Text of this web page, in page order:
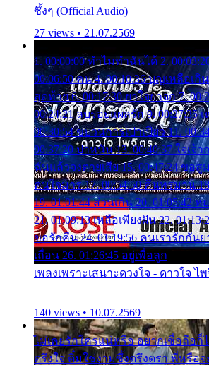
ซึ้งๆ (Official Audio)
27 views • 21.07.2569
1. 00:00:00 ทำไมทำฉันได้ 2.
00:06:50 คน 4. 00:10:36 บุญเหลือเกิ
สุดท้าย 6. 00:17:30 ยาใจยาจก 7.
00:24:21 ลบรอยแผลรัก 9. 00:27:35
00:30:54 ขบวนการเปาเปียว 11.
00:37:20 ปาหนัน 13. 00:40:37 ใจเจ้า
ฉันแล้วจงตายเสีย 15. 00:47:24 ขอสู
คนใจมาร 17. 00:54:50 คืนทรมาน
19. 01:01:44 ส่วนเกิน 20. 01:05:42
21. 01:09:13 เหลือเพียงฝัน 22.
ขอรักคืน 24. 01:19:56 คนเรารักกันย
เถื่อน 26. 01:26:45 อยู่เพื่อลูก
เพลงเพราะเสนาะดวงใจ - ดาวใจ ไ
140 views • 10.07.2569
ไม่เคยรักใครแน่หรือ อยากเชื่อถือ
ตรึงใจ ติ๋มใช่งามซึ้งตรึงตรา พี่หรือ